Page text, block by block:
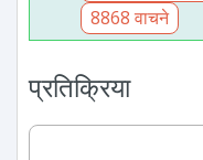
8868 वाचने
प्रतिक्रिया